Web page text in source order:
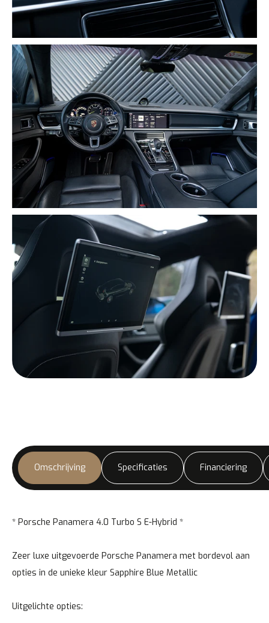
Omschrijving Specificaties Financiering
* Porsche Panamera 4.0 Turbo S E-Hybrid *
Zeer luxe uitgevoerde Porsche Panamera met bordevol aan
opties in de unieke kleur Sapphire Blue Metallic
Uitgelichte opties: